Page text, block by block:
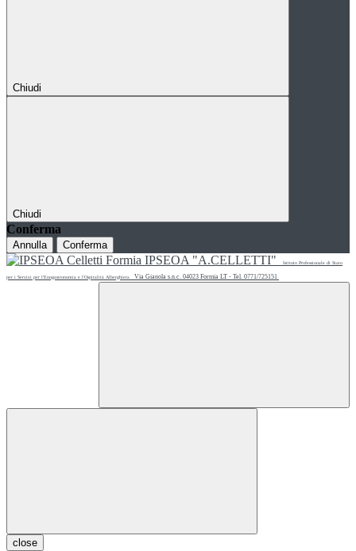
Chiudi
Chiudi
Conferma
Annulla Conferma
IPSEOA "A.CELLETTI" Istituto Professionale di Stato
per i Servizi per l'Enogastronomia e l'Ospitalità Alberghiera Via Gianola s.n.c. 04023 Formia LT - Tel. 0771/725151
close